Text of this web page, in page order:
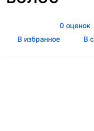
0 оценок
В избранное
В